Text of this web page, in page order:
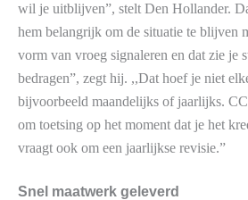
wil je uitblijven”, stelt Den Hollander.
hem belangrijk om de situatie te blijven
vorm van vroeg signaleren en dat zie je
bedragen”, zegt hij. ,,Dat hoef je niet
bijvoorbeeld maandelijks of jaarlijks.
om toetsing op het moment dat je het
vraagt ook om een jaarlijkse revisie.”
Snel maatwerk geleverd